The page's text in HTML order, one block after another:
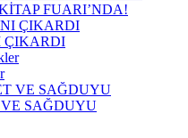
FUARI’NDA!
ÇIKARDI
SAĞDUYU